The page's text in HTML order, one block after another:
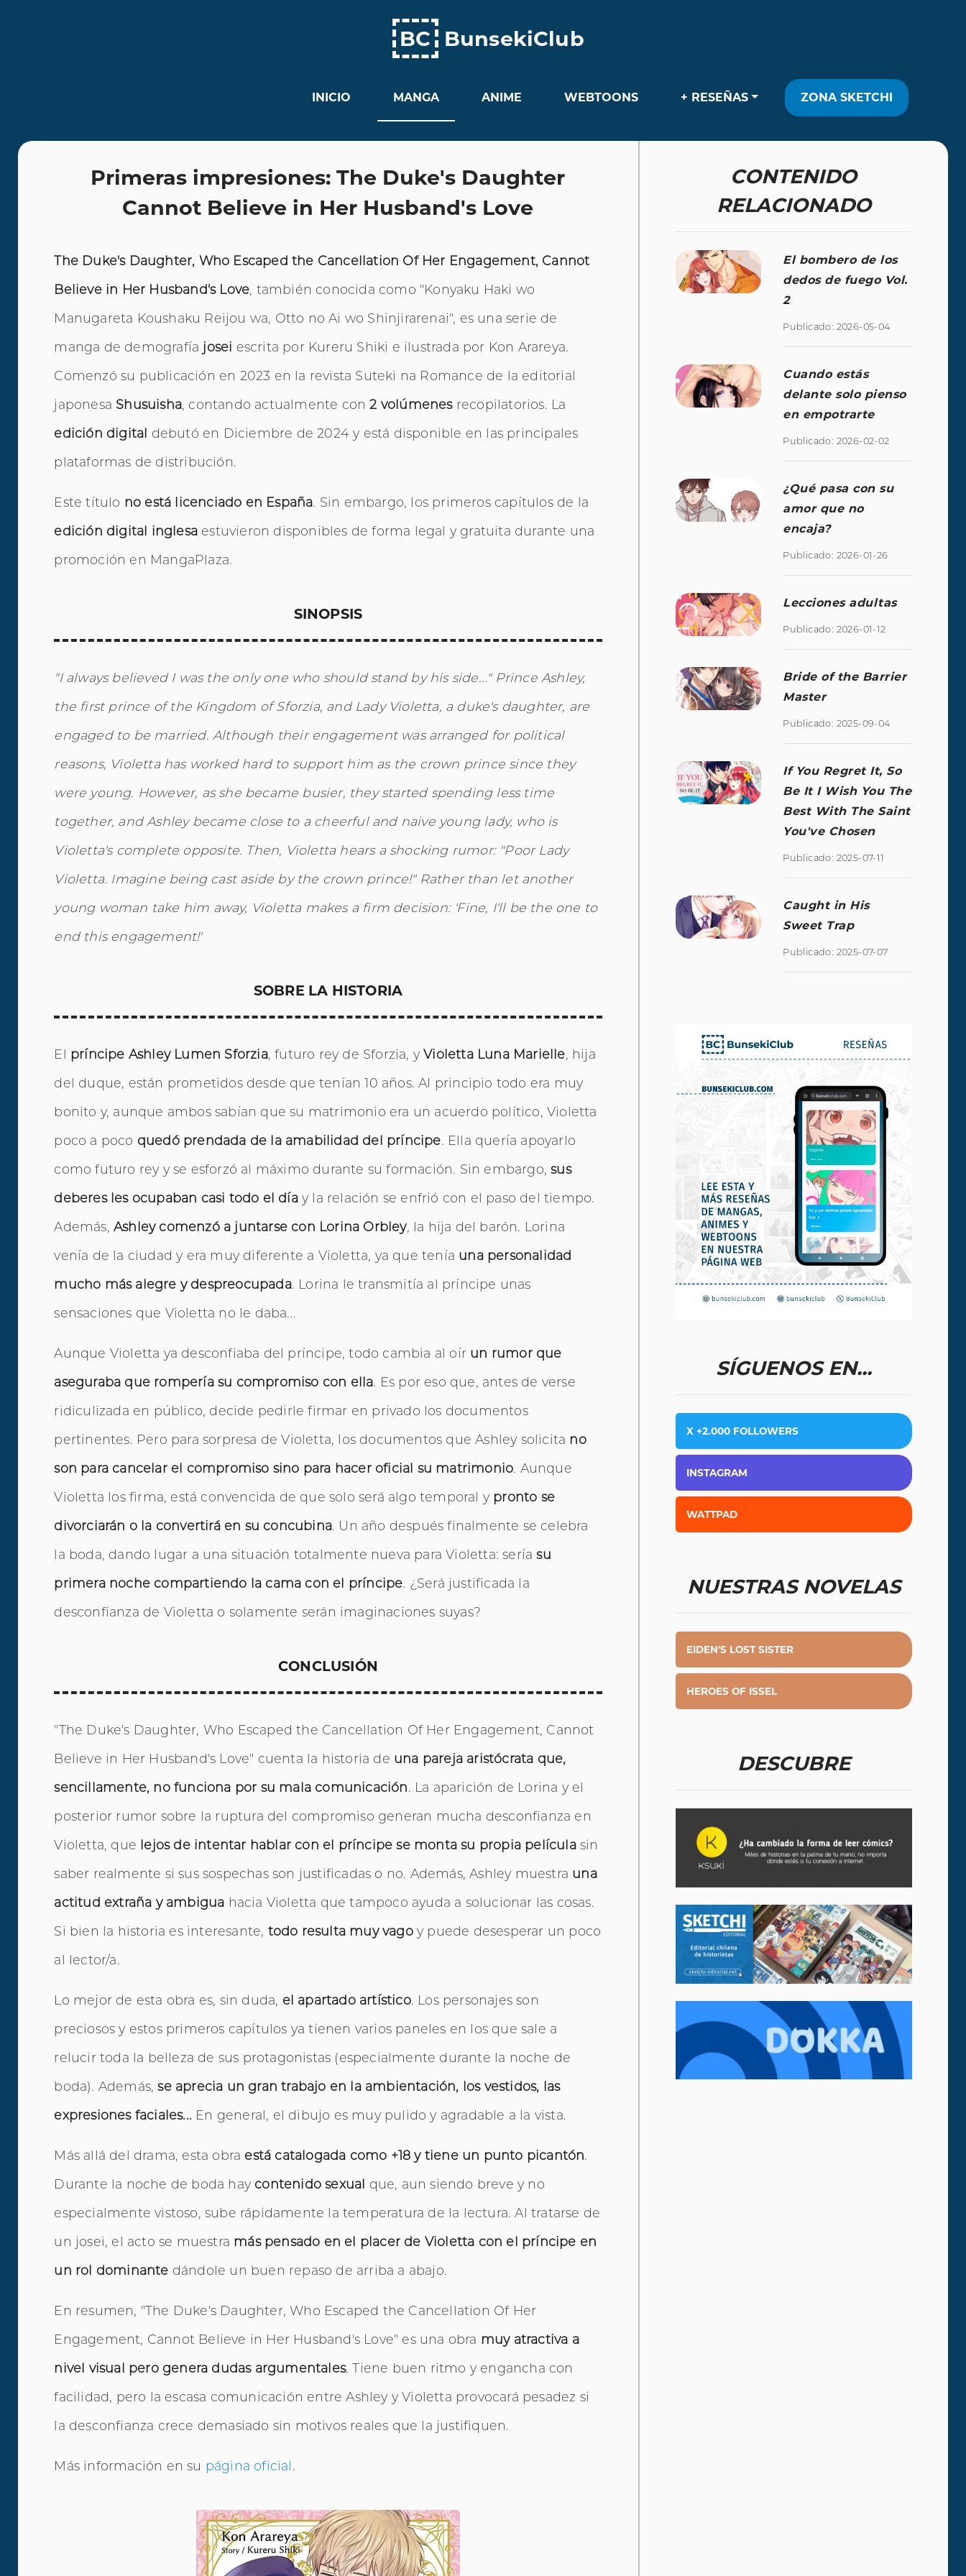
BC BunsekiClub
INICIO MANGA ANIME WEBTOONS + RESEÑAS ZONA SKETCHI
Primeras impresiones: The Duke's Daughter
Cannot Believe in Her Husband's Love
The Duke's Daughter, Who Escaped the Cancellation Of Her Engagement, Cannot
Believe in Her Husband's Love, también conocida como "Konyaku Haki wo
Manugareta Koushaku Reijou wa, Otto no Ai wo Shinjirarenai", es una serie de
manga de demografía josei escrita por Kureru Shiki e ilustrada por Kon Arareya.
Comenzó su publicación en 2023 en la revista Suteki na Romance de la editorial
japonesa Shusuisha, contando actualmente con2 volúmenesrecopilatorios. La
edición digital debutó en Diciembre de 2024 y está disponible en las principales
plataformas de distribución.
Este título no está licenciado en España. Sin embargo, los primeros capítulos de la
edición digital inglesaestuvieron disponibles de forma legal y gratuita durante una
promoción en MangaPlaza.
SINOPSIS
"I always believed I was the only one who should stand by his side..." Prince Ashley,
the first prince of the Kingdom of Sforzia, and Lady Violetta, a duke's daughter, are
engaged to be married. Although their engagement was arranged for political
reasons, Violetta has worked hard to support him as the crown prince since they
were young. However, as she became busier, they started spending less time
together, and Ashley became close to a cheerful and naive young lady, who is
Violetta's complete opposite. Then, Violetta hears a shocking rumor: "Poor Lady
Violetta. Imagine being cast aside by the crown prince!" Rather than let another
young woman take him away, Violetta makes a firm decision: 'Fine, I'll be the one to
end this engagement!'
SOBRE LA HISTORIA
El príncipe Ashley Lumen Sforzia, futuro rey de Sforzia, yVioletta Luna Marielle, hija
del duque, están prometidos desde que tenían 10 años. Al principio todo era muy
bonito y, aunque ambos sabían que su matrimonio era un acuerdo político, Violetta
poco a poco quedó prendada de la amabilidad del príncipe. Ella quería apoyarlo
como futuro rey y se esforzó al máximo durante su formación. Sin embargo,sus
deberes les ocupaban casi todo el díay la relación se enfrió con el paso del tiempo.
Además, Ashley comenzó a juntarse con Lorina Orbley, la hija del barón. Lorina
venía de la ciudad y era muy diferente a Violetta, ya que tenía una personalidad
mucho más alegre y despreocupada. Lorina le transmitía al príncipe unas
sensaciones que Violetta no le daba...
Aunque Violetta ya desconfiaba del príncipe, todo cambia al oír un rumor que
aseguraba que rompería su compromiso con ella. Es por eso que, antes de verse
ridiculizada en público, decide pedirle firmar en privado los documentos
pertinentes. Pero para sorpresa de Violetta, los documentos que Ashley solicita no
son para cancelar el compromiso sino para hacer oficial su matrimonio. Aunque
Violetta los firma, está convencida de que solo será algo temporal y pronto se
divorciarán o la convertirá en su concubina. Un año después finalmente se celebra
la boda, dando lugar a una situación totalmente nueva para Violetta: seríasu
primera noche compartiendo la cama con el príncipe. ¿Será justificada la
desconfianza de Violetta o solamente serán imaginaciones suyas?
CONCLUSIÓN
"The Duke's Daughter, Who Escaped the Cancellation Of Her Engagement, Cannot
Believe in Her Husband's Love" cuenta la historia de una pareja aristócrata que,
sencillamente, no funciona por su mala comunicación. La aparición de Lorina y el
posterior rumor sobre la ruptura del compromiso generan mucha desconfianza en
Violetta, que lejos de intentar hablar con el príncipe se monta su propia películasin
saber realmente si sus sospechas son justificadas o no. Además, Ashley muestra una
actitud extraña y ambigua hacia Violetta que tampoco ayuda a solucionar las cosas.
Si bien la historia es interesante, todo resulta muy vagoy puede desesperar un poco
al lector/a.
Lo mejor de esta obra es, sin duda, el apartado artístico. Los personajes son
preciosos y estos primeros capítulos ya tienen varios paneles en los que sale a
relucir toda la belleza de sus protagonistas (especialmente durante la noche de
boda). Además,se aprecia un gran trabajo en la ambientación, los vestidos, las
expresiones faciales... En general, el dibujo es muy pulido y agradable a la vista.
Más allá del drama, esta obra está catalogada como +18 y tiene un punto picantón.
Durante la noche de boda hay contenido sexual que, aun siendo breve y no
especialmente vistoso, sube rápidamente la temperatura de la lectura. Al tratarse de
un josei, el acto se muestra más pensado en el placer de Violetta con el príncipe en
un rol dominante dándole un buen repaso de arriba a abajo.
En resumen, "The Duke's Daughter, Who Escaped the Cancellation Of Her
Engagement, Cannot Believe in Her Husband's Love" es una obra muy atractiva a
nivel visual pero genera dudas argumentales. Tiene buen ritmo y engancha con
facilidad, pero la escasa comunicación entre Ashley y Violetta provocará pesadez si
la desconfianza crece demasiado sin motivos reales que la justifiquen.
Más información en su página oficial.
CONTENIDO
RELACIONADO
El bombero de los
dedos de fuego Vol.
2
Publicado: 2026-05-04
Cuando estás
delante solo pienso
en empotrarte
Publicado: 2026-02-02
¿Qué pasa con su
amor que no
encaja?
Publicado: 2026-01-26
Lecciones adultas
Publicado: 2026-01-12
Bride of the Barrier
Master
Publicado: 2025-09-04
If You Regret It, So
Be It I Wish You The
Best With The Saint
You've Chosen
Publicado: 2025-07-11
Caught in His
Sweet Trap
Publicado: 2025-07-07
SÍGUENOS EN...
X +2.000 FOLLOWERS
INSTAGRAM
WATTPAD
NUESTRAS NOVELAS
EIDEN'S LOST SISTER
HEROES OF ISSEL
DESCUBRE